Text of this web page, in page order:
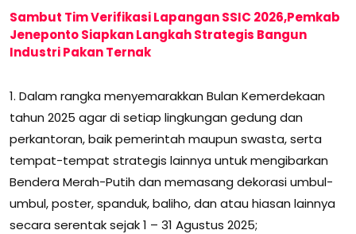
Sambut Tim Verifikasi Lapangan SSIC 2026,Pemkab
Jeneponto Siapkan Langkah Strategis Bangun
Industri Pakan Ternak
1. Dalam rangka menyemarakkan Bulan Kemerdekaan
tahun 2025 agar di setiap lingkungan gedung dan
perkantoran, baik pemerintah maupun swasta, serta
tempat-tempat strategis lainnya untuk mengibarkan
Bendera Merah-Putih dan memasang dekorasi umbul-
umbul, poster, spanduk, baliho, dan atau hiasan lainnya
secara serentak sejak 1 – 31 Agustus 2025;